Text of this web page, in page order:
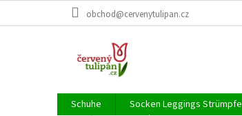
obchod@cervenytulipan.cz
Schuhe Socken Leggings Strümpfe